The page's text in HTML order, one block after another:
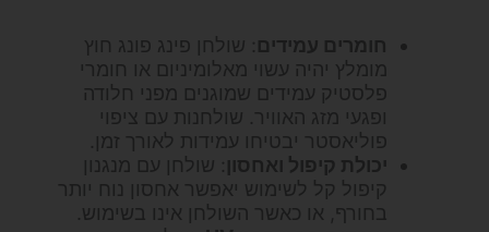
חומרים עמידים: שולחן פינג פונג חוץ
מומלץ יהיה עשוי מאלומיניום או חומרי
פלסטיק עמידים שמוגנים מפני חלודה
ופגעי מזג האוויר. שולחנות עם ציפוי
פוליאסטר יבטיחו עמידות לאורך זמן.
יכולת קיפול ואחסון: שולחן עם מנגנון
קיפול קל לשימוש יאפשר אחסון נוח יותר
בחורף, או כאשר השולחן אינו בשימוש.